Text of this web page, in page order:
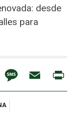
desde
para
WhatsAppMessageEmail